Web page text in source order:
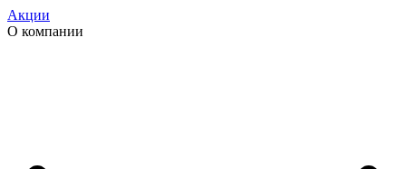
Акции
О компании